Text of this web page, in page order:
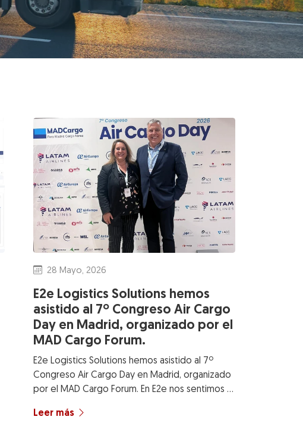
28 Mayo, 2026
E2e Logistics Solutions hemos
asistido al 7º Congreso Air Cargo
Day en Madrid, organizado por el
MAD Cargo Forum.
E2e Logistics Solutions hemos asistido al 7º
Congreso Air Cargo Day en Madrid, organizado
por el MAD Cargo Forum. En E2e nos sentimos …
Leer más